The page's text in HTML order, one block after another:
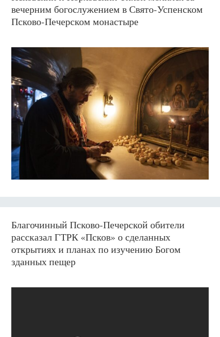
вечерним богослужением в Свято-Успенском
Псково-Печерском монастыре
Благочинный Псково-Печерской обители
рассказал ГТРК «Псков» о сделанных
открытиях и планах по изучению Богом
зданных пещер